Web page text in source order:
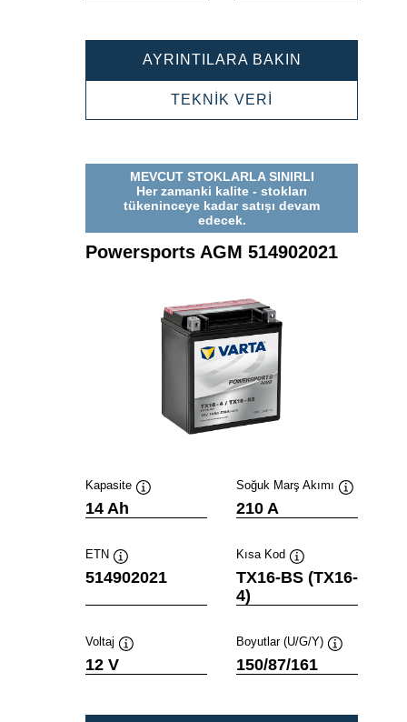
AYRINTILARA BAKIN
TEKNİK VERİ
MEVCUT STOKLARLA SINIRLI
Her zamanki kalite - stokları
tükeninceye kadar satışı devam
edecek.
Powersports AGM 514902021
Kapasite
14 Ah
Soğuk Marş Akımı
210 A
ETN
Verktygstips
514902021
Kısa Kod
Verktygstips
TX16-BS (TX16-
4)
Voltaj
12 V
Boyutlar (U/G/Y)
150/87/161